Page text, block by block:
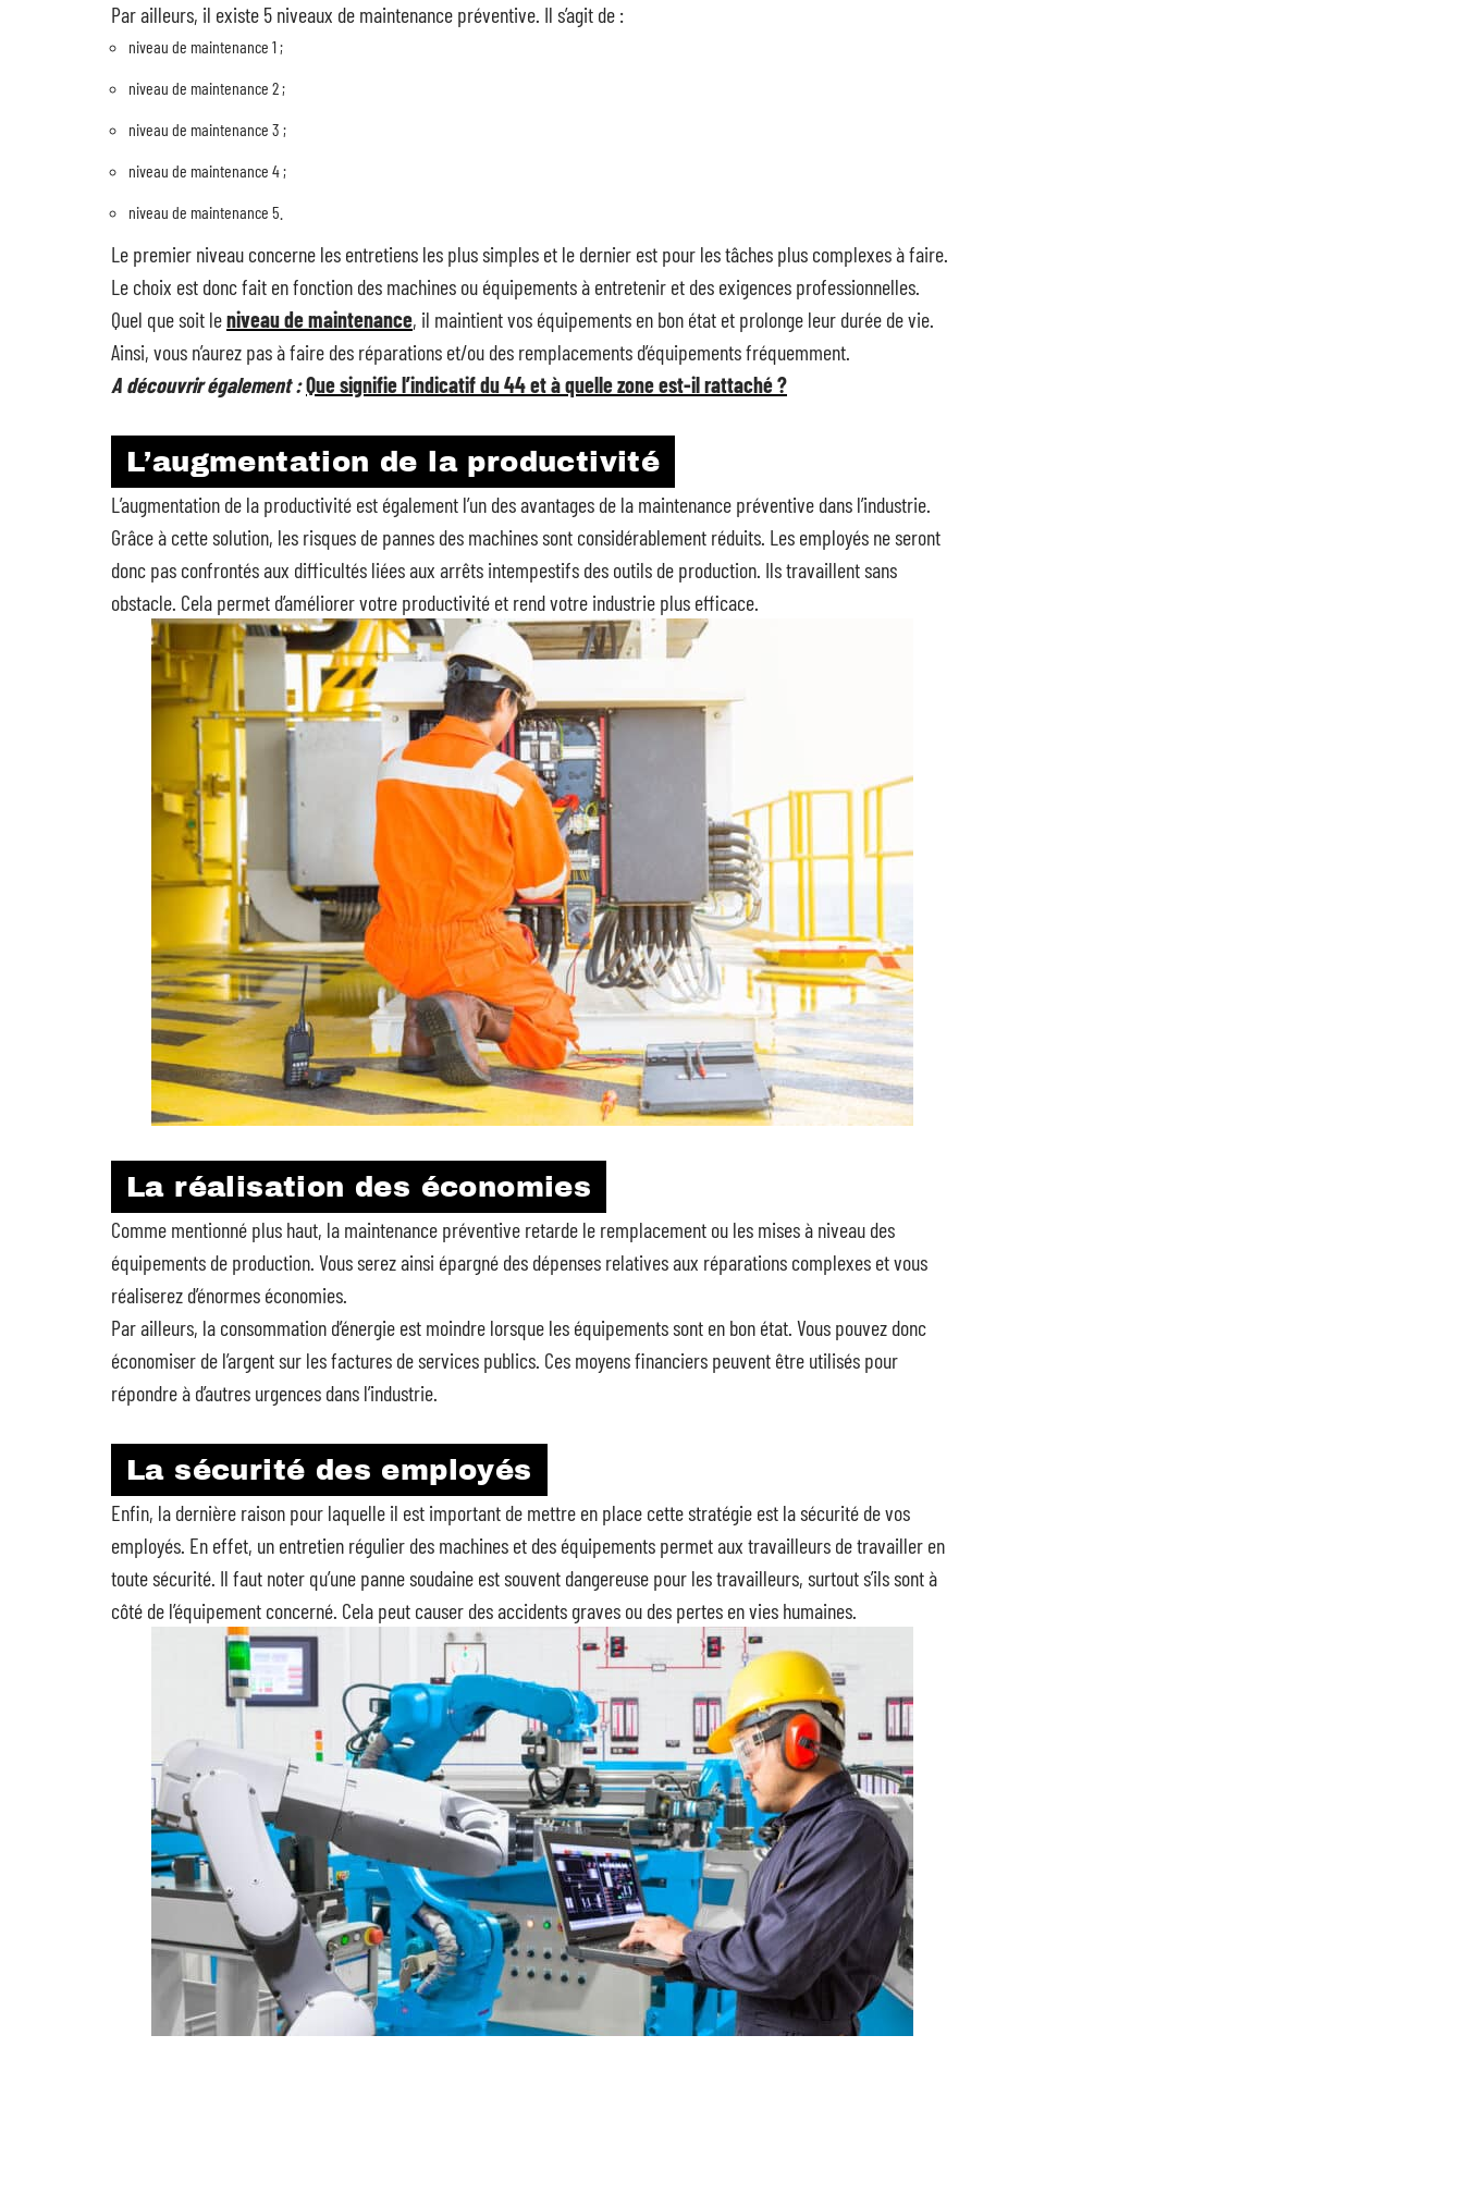
Par ailleurs, il existe 5 niveaux de maintenance préventive. Il s’agit de :
niveau de maintenance 1 ;
niveau de maintenance 2 ;
niveau de maintenance 3 ;
niveau de maintenance 4 ;
niveau de maintenance 5.
Le premier niveau concerne les entretiens les plus simples et le dernier est pour les tâches plus complexes à faire.
Le choix est donc fait en fonction des machines ou équipements à entretenir et des exigences professionnelles.
Quel que soit leniveau de maintenance, il maintient vos équipements en bon état et prolonge leur durée de vie.
Ainsi, vous n’aurez pas à faire des réparations et/ou des remplacements d’équipements fréquemment.
A découvrir également :Que signifie l’indicatif du 44 et à quelle zone est-il rattaché ?
L’augmentation de la productivité
L’augmentation de la productivité est également l’un des avantages de la maintenance préventive dans l’industrie.
Grâce à cette solution, les risques de pannes des machines sont considérablement réduits. Les employés ne seront
donc pas confrontés aux difficultés liées aux arrêts intempestifs des outils de production. Ils travaillent sans
obstacle. Cela permet d’améliorer votre productivité et rend votre industrie plus efficace.
La réalisation des économies
Comme mentionné plus haut, la maintenance préventive retarde le remplacement ou les mises à niveau des
équipements de production. Vous serez ainsi épargné des dépenses relatives aux réparations complexes et vous
réaliserez d’énormes économies.
Par ailleurs, la consommation d’énergie est moindre lorsque les équipements sont en bon état. Vous pouvez donc
économiser de l’argent sur les factures de services publics. Ces moyens financiers peuvent être utilisés pour
répondre à d’autres urgences dans l’industrie.
La sécurité des employés
Enfin, la dernière raison pour laquelle il est important de mettre en place cette stratégie est la sécurité de vos
employés. En effet, un entretien régulier des machines et des équipements permet aux travailleurs de travailler en
toute sécurité. Il faut noter qu’une panne soudaine est souvent dangereuse pour les travailleurs, surtout s’ils sont à
côté de l’équipement concerné. Cela peut causer des accidents graves ou des pertes en vies humaines.